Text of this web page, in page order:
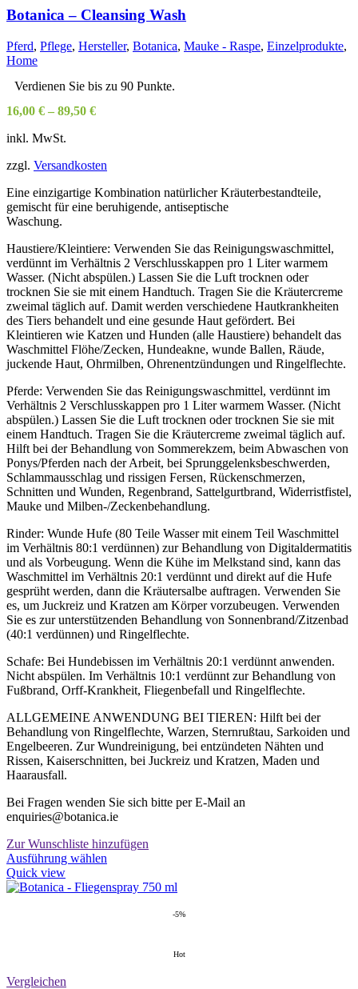
Produktseite
werden
Botanica – Cleansing Wash
Pferd, Pflege, Hersteller, Botanica, Mauke - Raspe, Einzelprodukte,
Home
Verdienen Sie bis zu 90 Punkte.
16,00 € – 89,50 €
inkl. MwSt.
zzgl. Versandkosten
Eine einzigartige Kombination natürlicher Kräuterbestandteile,
gemischt für eine beruhigende, antiseptische
Waschung.
Haustiere/Kleintiere: Verwenden Sie das Reinigungswaschmittel,
verdünnt im Verhältnis 2 Verschlusskappen pro 1 Liter warmem
Wasser. (Nicht abspülen.) Lassen Sie die Luft trocknen oder
trocknen Sie sie mit einem Handtuch. Tragen Sie die Kräutercreme
zweimal täglich auf. Damit werden verschiedene Hautkrankheiten
des Tiers behandelt und eine gesunde Haut gefördert. Bei
Kleintieren wie Katzen und Hunden (alle Haustiere) behandelt das
Waschmittel Flöhe/Zecken, Hundeakne, wunde Ballen, Räude,
juckende Haut, Ohrmilben, Ohrenentzündungen und Ringelflechte.
Pferde: Verwenden Sie das Reinigungswaschmittel, verdünnt im
Verhältnis 2 Verschlusskappen pro 1 Liter warmem Wasser. (Nicht
abspülen.) Lassen Sie die Luft trocknen oder trocknen Sie sie mit
einem Handtuch. Tragen Sie die Kräutercreme zweimal täglich auf.
Hilft bei der Behandlung von Sommerekzem, beim Abwaschen von
Ponys/Pferden nach der Arbeit, bei Sprunggelenksbeschwerden,
Schlammausschlag und rissigen Fersen, Rückenschmerzen,
Schnitten und Wunden, Regenbrand, Sattelgurtbrand, Widerristfistel,
Mauke und Milben-/Zeckenbehandlung.
Rinder: Wunde Hufe (80 Teile Wasser mit einem Teil Waschmittel
im Verhältnis 80:1 verdünnen) zur Behandlung von Digitaldermatitis
und als Vorbeugung. Wenn die Kühe im Melkstand sind, kann das
Waschmittel im Verhältnis 20:1 verdünnt und direkt auf die Hufe
gesprüht werden, dann die Kräutersalbe auftragen. Verwenden Sie
es, um Juckreiz und Kratzen am Körper vorzubeugen. Verwenden
Sie es zur unterstützenden Behandlung von Sonnenbrand/Zitzenbad
(40:1 verdünnen) und Ringelflechte.
Schafe: Bei Hundebissen im Verhältnis 20:1 verdünnt anwenden.
Nicht abspülen. Im Verhältnis 10:1 verdünnt zur Behandlung von
Fußbrand, Orff-Krankheit, Fliegenbefall und Ringelflechte.
ALLGEMEINE ANWENDUNG BEI TIEREN: Hilft bei der
Behandlung von Ringelflechte, Warzen, Sternrußtau, Sarkoiden und
Engelbeeren. Zur Wundreinigung, bei entzündeten Nähten und
Rissen, Kaiserschnitten, bei Juckreiz und Kratzen, Maden und
Haarausfall.
Bei Fragen wenden Sie sich bitte per E-Mail an
enquiries@botanica.ie
Zur Wunschliste hinzufügen
Ausführung wählen
weist
Quick view
-5%
Hot
Vergleichen